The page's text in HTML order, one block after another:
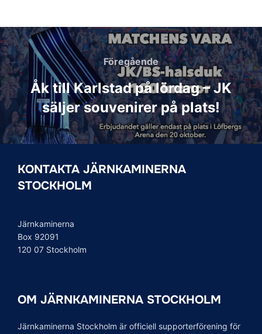
Inläggsnavigering
Föregående
Föregående
Åk till Karlstad på lördag – JK
säljer souvenirer på plats!
KONTAKTA JÄRNKAMINERNA
STOCKHOLM
Järnkaminerna
Box 92091
120 07 Stockholm
OM JÄRNKAMINERNA STOCKHOLM
Järnkaminerna Stockholm är officiell supporterförening för